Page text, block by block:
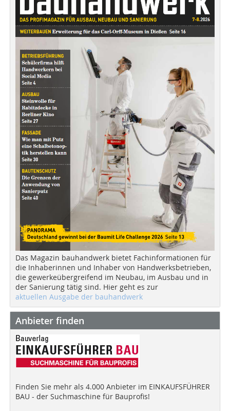
Das Magazin bauhandwerk bietet Fachinformationen für
die Inhaberinnen und Inhaber von Handwerksbetrieben,
die gewerkeübergreifend im Neubau, im Ausbau und in
der Sanierung tätig sind. Hier geht es zur
aktuellen Ausgabe der bauhandwerk
Anbieter finden
Finden Sie mehr als 4.000 Anbieter im EINKAUFSFÜHRER
BAU - der Suchmaschine für Bauprofis!